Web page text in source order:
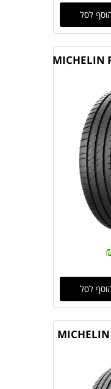
לסל
MICHELIN
לסל
MICHELIN